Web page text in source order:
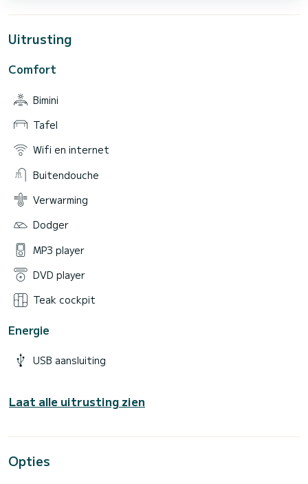
Uitrusting
Comfort
Bimini
Tafel
Wifi en internet
Buitendouche
Verwarming
Dodger
MP3 player
DVD player
Teak cockpit
Energie
USB aansluiting
Laat alle uitrusting zien
Opties